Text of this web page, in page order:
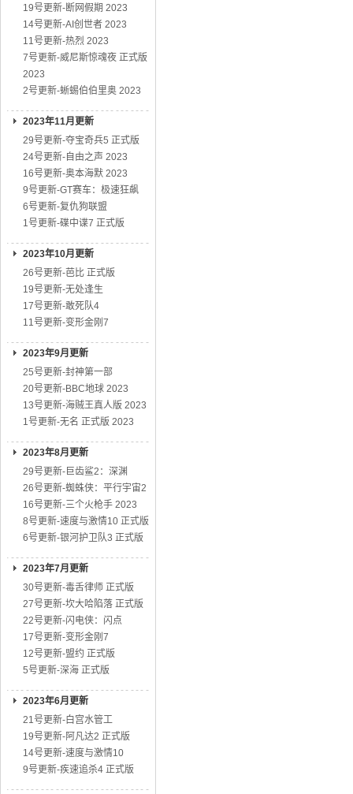
19号更新-断网假期 2023
14号更新-AI创世者 2023
11号更新-热烈 2023
7号更新-威尼斯惊魂夜 正式版
2023
2号更新-蜥蜴伯伯里奥 2023
2023年11月更新
29号更新-夺宝奇兵5 正式版
24号更新-自由之声 2023
16号更新-奥本海默 2023
9号更新-GT赛车：极速狂飙
6号更新-复仇狗联盟
1号更新-碟中谍7 正式版
2023年10月更新
26号更新-芭比 正式版
19号更新-无处逢生
17号更新-敢死队4
11号更新-变形金刚7
2023年9月更新
25号更新-封神第一部
20号更新-BBC地球 2023
13号更新-海贼王真人版 2023
1号更新-无名 正式版 2023
2023年8月更新
29号更新-巨齿鲨2：深渊
26号更新-蜘蛛侠：平行宇宙2
16号更新-三个火枪手 2023
8号更新-速度与激情10 正式版
6号更新-银河护卫队3 正式版
2023年7月更新
30号更新-毒舌律师 正式版
27号更新-坎大哈陷落 正式版
22号更新-闪电侠：闪点
17号更新-变形金刚7
12号更新-盟约 正式版
5号更新-深海 正式版
2023年6月更新
21号更新-白宫水管工
19号更新-阿凡达2 正式版
14号更新-速度与激情10
9号更新-疾速追杀4 正式版